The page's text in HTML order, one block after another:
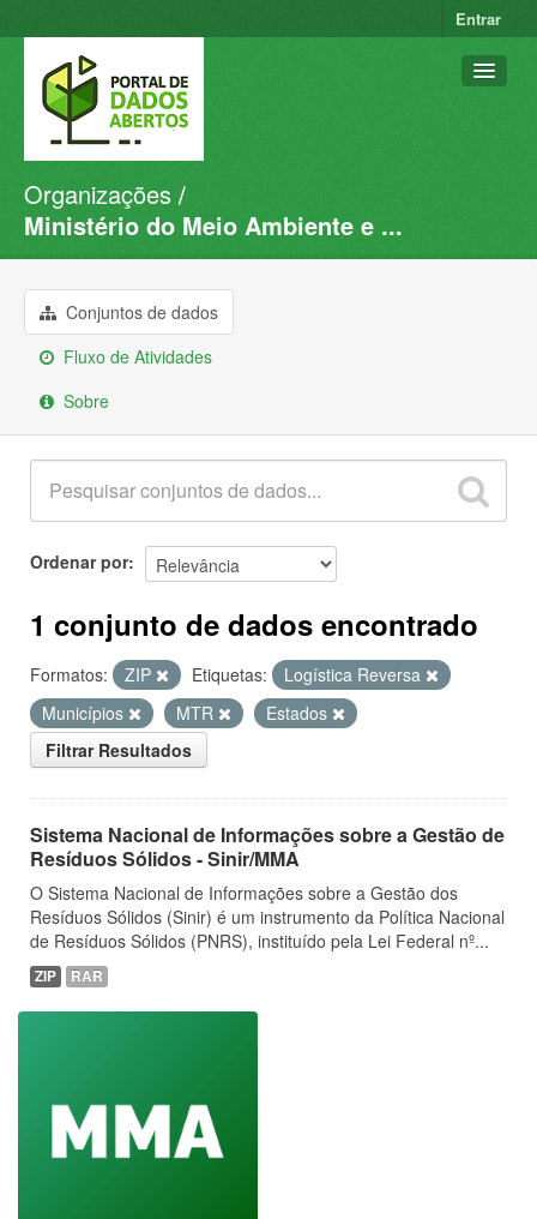
Entrar
Conjuntos de dados
Organizações
Sobre
Organizações
Ministério do Meio Ambiente e ...
Conjuntos de dados
Fluxo de Atividades
Sobre
Ordenar por
1 conjunto de dados encontrado
Formatos: ZIP Etiquetas:
Logística Reversa
Municípios
MTR
Estados
Filtrar Resultados
Sistema Nacional de Informações sobre a Gestão de
Resíduos Sólidos - Sinir/MMA
O Sistema Nacional de Informações sobre a Gestão dos
Resíduos Sólidos (Sinir) é um instrumento da Política Nacional
de Resíduos Sólidos (PNRS), instituído pela Lei Federal nº...
ZIP RAR